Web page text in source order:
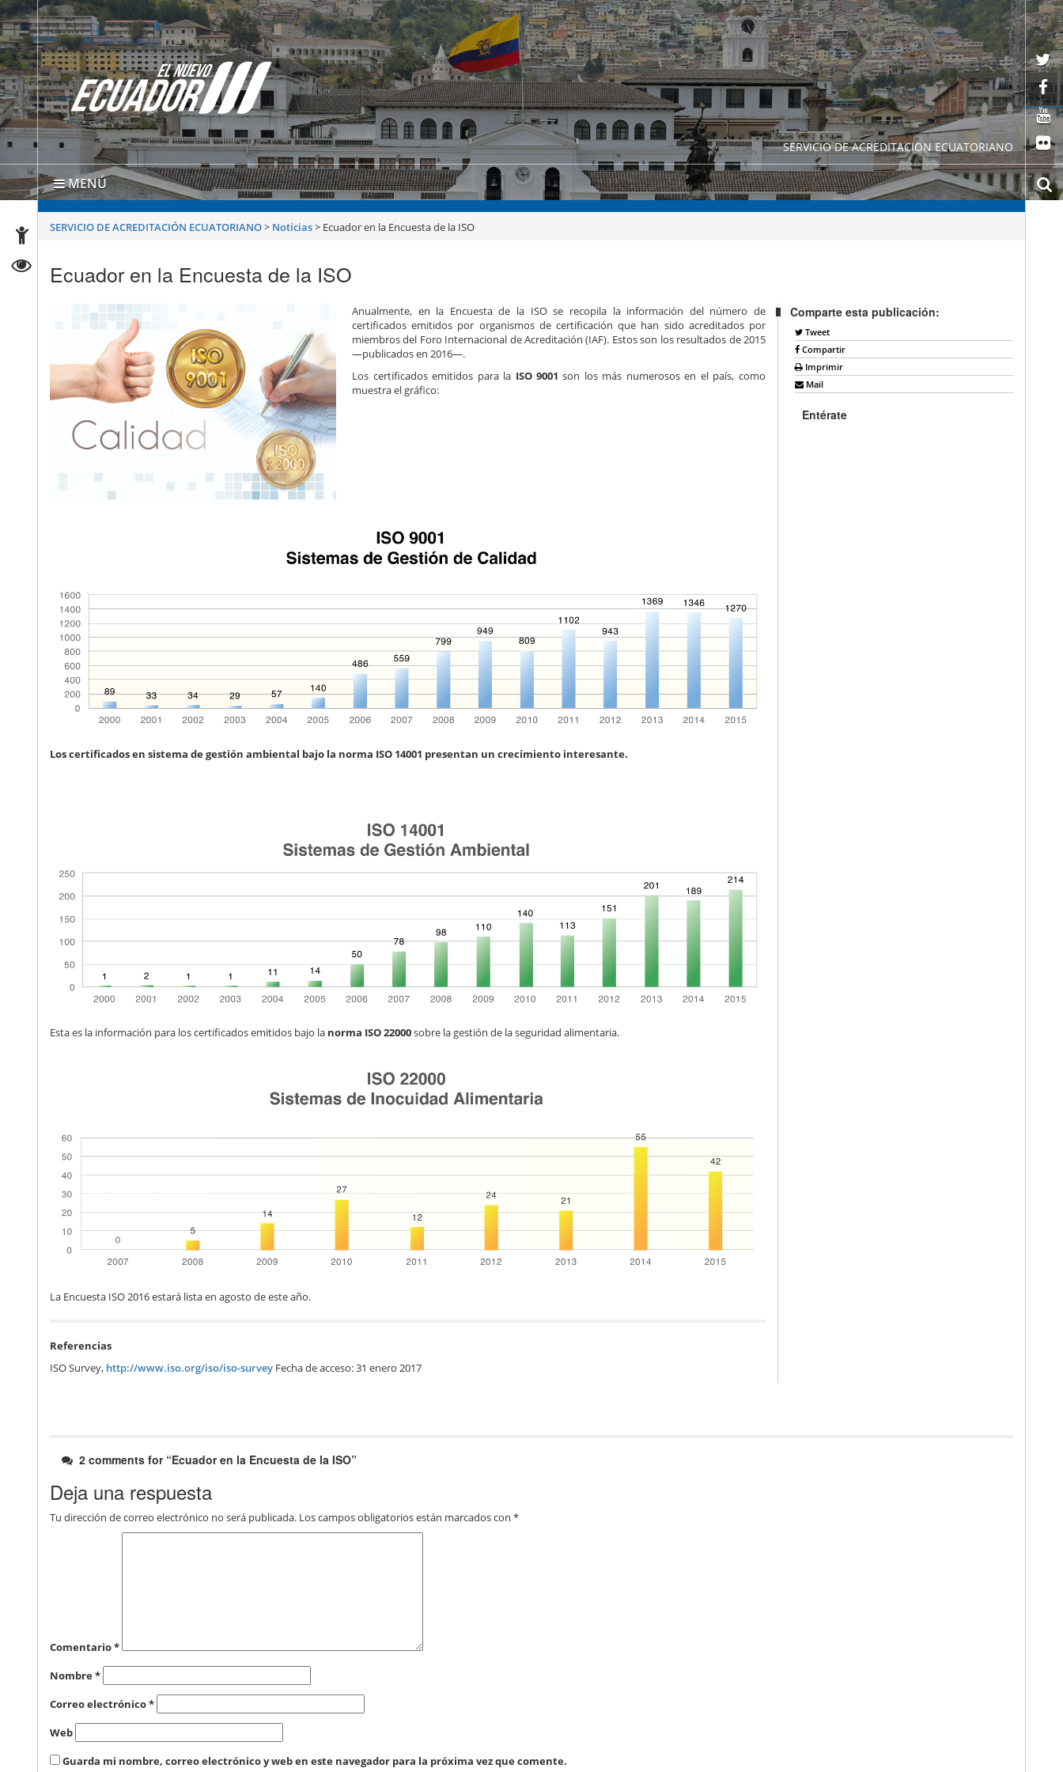
SERVICIO DE ACREDITACION ECUATORIANO
MENÚ
SERVICIO DE ACREDITACIÓN ECUATORIANO> Noticias> Ecuador en la Encuesta de la ISO
Ecuador en la Encuesta de la ISO
Anualmente, en la Encuesta de la ISO se recopila la información del número de
certificados emitidos por organismos de certificación que han sido acreditados por
miembros del Foro Internacional de Acreditación (IAF). Estos son los resultados de 2015
—publicados en 2016—.
Los certificados emitidos para la ISO 9001 son los más numerosos en el país, como
muestra el gráfico:
Los certificados en sistema de gestión ambiental bajo la norma ISO 14001 presentan un crecimiento interesante.
Esta es la información para los certificados emitidos bajo la norma ISO 22000sobre la gestión de la seguridad alimentaria.
La Encuesta ISO 2016 estará lista en agosto de este año.
Referencias
ISO Survey, http://www.iso.org/iso/iso-survey Fecha de acceso: 31 enero 2017
Comparte esta publicación:
Tweet
Compartir
Imprimir
Mail
Entérate
2 comments for “Ecuador en la Encuesta de la ISO”
Deja una respuesta
Tu dirección de correo electrónico no será publicada. Los campos obligatorios están marcados con*
Comentario*
Nombre*
Correo electrónico*
Web
Guarda mi nombre, correo electrónico y web en este navegador para la próxima vez que comente.